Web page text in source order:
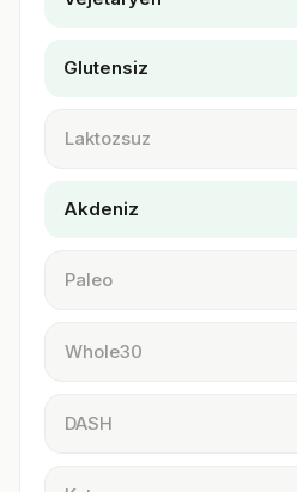
Glutensiz
Laktozsuz
Akdeniz
Paleo
Whole30
DASH